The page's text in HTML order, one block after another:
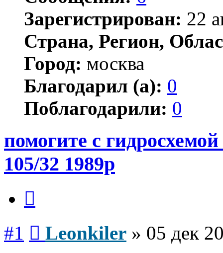
Зарегистрирован: 22
Страна, Регион,
Город: москва
Благодарил (а): 0
Поблагодарили: 0
помогите с
105/32 1989р
#1 Leonkiler » 05 дек